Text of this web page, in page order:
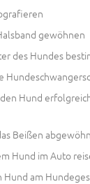
gewöhnen
des Hundes
Hund
Beißen
Hund im Auto
am